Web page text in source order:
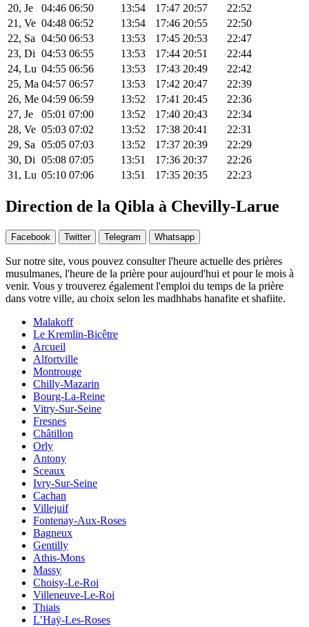
20, Je
04:46 06:50 13:54 17:47 20:57
22:52
21, Ve 04:48 06:52 13:54 17:46 20:55
22:50
22, Sa 04:50 06:53 13:53 17:45 20:53
22:47
23, Di 04:53 06:55 13:53 17:44 20:51
22:44
24, Lu 04:55 06:56 13:53 17:43 20:49
22:42
25, Ma 04:57 06:57 13:53 17:42 20:47
22:39
26, Me 04:59 06:59 13:52 17:41 20:45
22:36
27, Je
05:01 07:00 13:52 17:40 20:43
22:34
28, Ve 05:03 07:02 13:52 17:38 20:41
22:31
29, Sa 05:05 07:03 13:52 17:37 20:39
22:29
30, Di 05:08 07:05 13:51 17:36 20:37
22:26
31, Lu 05:10 07:06 13:51 17:35 20:35 22:23
Direction de la Qibla à Chevilly-Larue
Facebook Twitter Telegram Whatsapp
Sur notre site, vous pouvez consulter l'heure actuelle des prières
musulmanes, l'heure de la prière pour aujourd'hui et pour le mois à
venir. Vous y trouverez également l'emploi du temps de la prière
dans votre ville, au choix selon les madhhabs hanafite et shafiite.
Malakoff
Le Kremlin-Bicêtre
Arcueil
Alfortville
Montrouge
Chilly-Mazarin
Bourg-La-Reine
Vitry-Sur-Seine
Fresnes
Châtillon
Orly
Antony
Sceaux
Ivry-Sur-Seine
Cachan
Villejuif
Fontenay-Aux-Roses
Bagneux
Gentilly
Athis-Mons
Massy
Choisy-Le-Roi
Villeneuve-Le-Roi
Thiais
L’Haÿ-Les-Roses